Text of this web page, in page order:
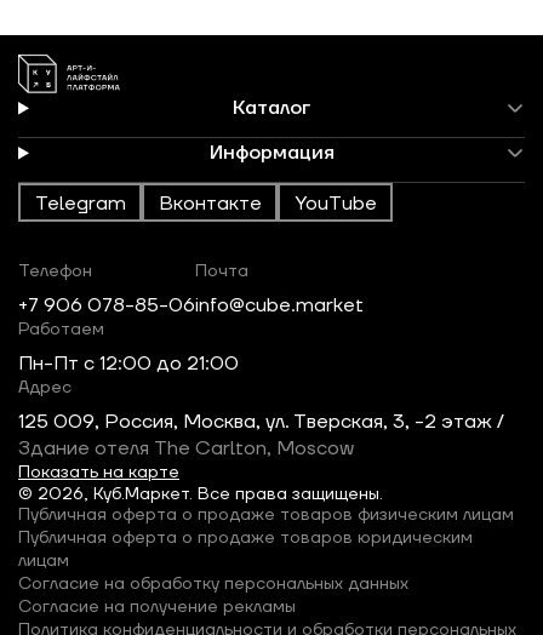
Каталог
Информация
Telegram Вконтакте YouTube
© 2026, Куб.Маркет. Все права защищены.
Телефон
+7 906 078-85-06
Почта
info@cube.market
Работаем
Пн-Пт c 12:00 до 21:00
Адрес
125 009, Россия, Москва, ул. Тверская, 3, -2 этаж /
Здание отеля The Carlton, Moscow
Показать на карте
Публичная оферта о продаже товаров физическим лицам
Публичная оферта о продаже товаров юридическим
лицам
Согласие на обработку персональных данных
Согласие на получение рекламы
Политика конфиденциальности и обработки персональных